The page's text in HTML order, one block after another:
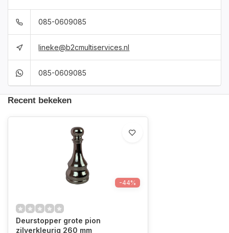
085-0609085
lineke@b2cmultiservices.nl
085-0609085
Recent bekeken
-44%
Deurstopper grote pion
zilverkleurig 260 mm